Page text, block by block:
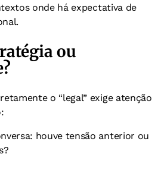
onde há expectativa de
ou
o “legal” exige atenção
houve tensão anterior ou